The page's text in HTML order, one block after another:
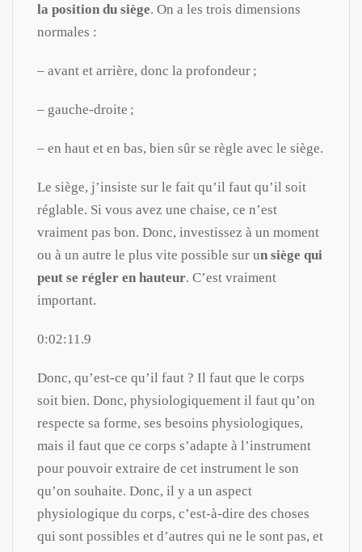
la position du siège. On a les trois dimensions
normales :
– avant et arrière, donc la profondeur ;
– gauche-droite ;
– en haut et en bas, bien sûr se règle avec le siège.
Le siège, j’insiste sur le fait qu’il faut qu’il soit
réglable. Si vous avez une chaise, ce n’est
vraiment pas bon. Donc, investissez à un moment
ou à un autre le plus vite possible sur un siège qui
peut se régler en hauteur. C’est vraiment
important.
0:02:11.9
Donc, qu’est-ce qu’il faut ? Il faut que le corps
soit bien. Donc, physiologiquement il faut qu’on
respecte sa forme, ses besoins physiologiques,
mais il faut que ce corps s’adapte à l’instrument
pour pouvoir extraire de cet instrument le son
qu’on souhaite. Donc, il y a un aspect
physiologique du corps, c’est-à-dire des choses
qui sont possibles et d’autres qui ne le sont pas, et